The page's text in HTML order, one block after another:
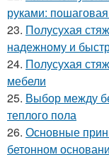
руками:
23. Полусухая
надежному и
24. Полусухая
мебели
25. Выбор между
теплого пола
26. Основные
бетонном